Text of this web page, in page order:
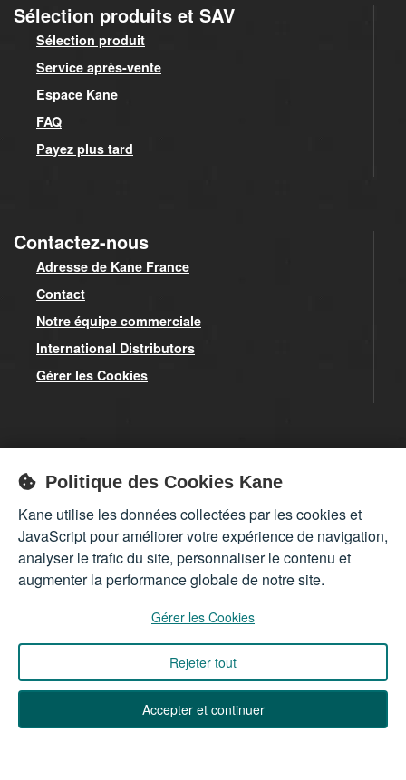
Sélection produits et SAV
Sélection produit
Service après-vente
Espace Kane
FAQ
Payez plus tard
Contactez-nous
Adresse de Kane France
Contact
Notre équipe commerciale
International Distributors
Gérer les Cookies
Inscrivez-vous à notre newsletter pour obtenir toutes nos
infos sur nos produits et nos offres exceptionnelles.
S'inscrire
Politique des Cookies Kane
Kane utilise les données collectées par les cookies et
JavaScript pour améliorer votre expérience de navigation,
analyser le trafic du site, personnaliser le contenu et
augmenter la performance globale de notre site.
Gérer les Cookies
Rejeter tout
Accepter et continuer